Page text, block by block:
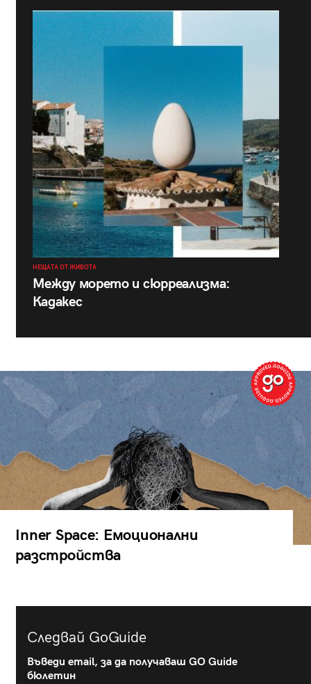
НЕЩАТА ОТ ЖИВОТА
Между морето и сюрреализма:
Кадакес
Inner Space: Емоционални
разстройства
Следвай GoGuide
Въведи email, за да получаваш GO Guide
бюлетин